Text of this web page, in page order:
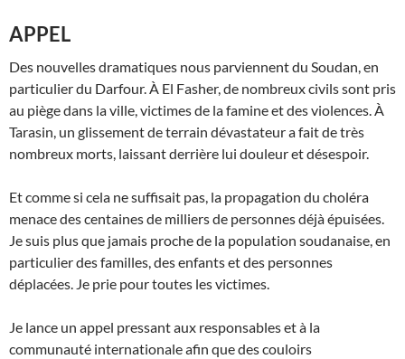
APPEL
Des nouvelles dramatiques nous parviennent du Soudan, en
particulier du Darfour. À El Fasher, de nombreux civils sont pris
au piège dans la ville, victimes de la famine et des violences. À
Tarasin, un glissement de terrain dévastateur a fait de très
nombreux morts, laissant derrière lui douleur et désespoir.
Et comme si cela ne suffisait pas, la propagation du choléra
menace des centaines de milliers de personnes déjà épuisées.
Je suis plus que jamais proche de la population soudanaise, en
particulier des familles, des enfants et des personnes
déplacées. Je prie pour toutes les victimes.
Je lance un appel pressant aux responsables et à la
communauté internationale afin que des couloirs